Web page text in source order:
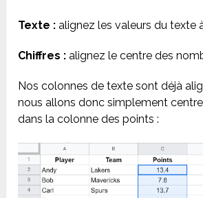
Texte : alignez les valeurs du texte
Chiffres : alignez le centre des
Nos colonnes de texte sont déjà
nous allons donc simplement
dans la colonne des points :